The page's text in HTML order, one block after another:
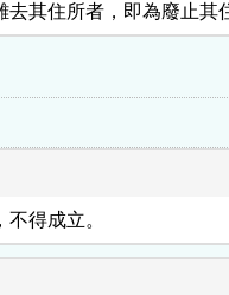
去其住所者，即為廢止其
得成立。